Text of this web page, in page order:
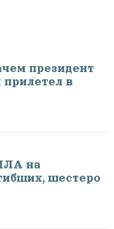
президент
в
на
шестеро